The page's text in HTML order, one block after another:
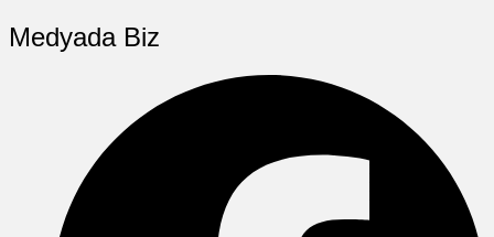
Medyada Biz